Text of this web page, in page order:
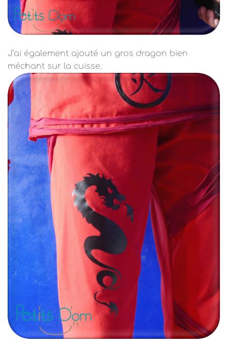
J’ai également ajouté un gros dragon bien
méchant sur la cuisse.